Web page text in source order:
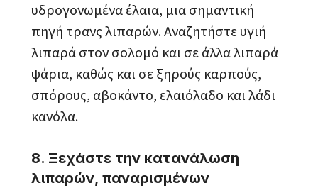
υδρογονωμένα έλαια, μια σημαντική
πηγή τρανς λιπαρών. Αναζητήστε υγιή
λιπαρά στον σολομό και σε άλλα λιπαρά
ψάρια, καθώς και σε ξηρούς καρπούς,
σπόρους, αβοκάντο, ελαιόλαδο και λάδι
κανόλα.
8. Ξεχάστε την κατανάλωση
λιπαρών, παναρισμένων